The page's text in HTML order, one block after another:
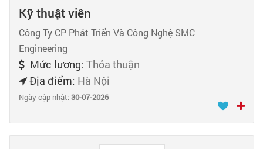
Kỹ thuật viên
Công Ty CP Phát Triển Và Công Nghệ SMC
Engineering
Mức lương: Thỏa thuận
Địa điểm: Hà Nội
Ngày cập nhật:30-07-2026